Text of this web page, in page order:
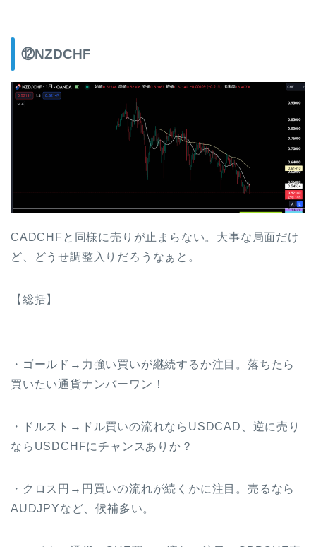
⑫NZDCHF
CADCHFと同様に売りが止まらない。大事な局面だけ
ど、どうせ調整入りだろうなぁと。
【総括】
・ゴールド→力強い買いが継続するか注目。落ちたら
買いたい通貨ナンバーワン！
・ドルスト→ドル買いの流れならUSDCAD、逆に売り
ならUSDCHFにチャンスありか？
・クロス円→円買いの流れが続くかに注目。売るなら
AUDJPYなど、候補多い。